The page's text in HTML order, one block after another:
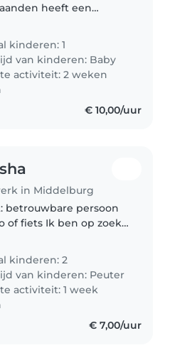
heeft een
je beschikbaar bent!
kinderen: 1
van kinderen: Baby
activiteit: 2 weken
€ 10,00/uur
in Middelburg
betrouwbare persoon
Ik ben op zoek
persoon, bij
met een auto, die mijn
's ochtends thuis..
kinderen: 2
van kinderen: Peuter
activiteit: 1 week
€ 7,00/uur